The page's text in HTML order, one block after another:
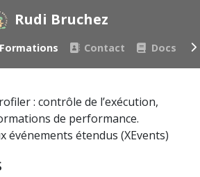
Rudi Bruchez
Formations Contact Docs
: contrôle de l’exécution,
de performance.
événements étendus (XEvents)